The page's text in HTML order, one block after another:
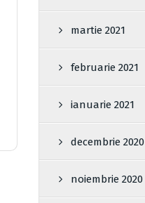
martie 2021
februarie 2021
ianuarie 2021
decembrie 2020
noiembrie 2020